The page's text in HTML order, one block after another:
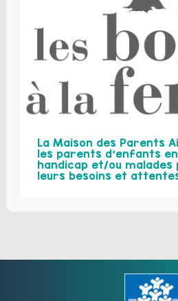
La Maison des Parents
les parents d’enfants
handicap et/ou
leurs besoins et